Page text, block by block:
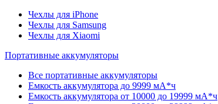
Чехлы для iPhone
Чехлы для Samsung
Чехлы для Xiaomi
Портативные аккумуляторы
Все портативные аккумуляторы
Емкость аккумулятора до 9999 мА*ч
Емкость аккумулятора от 10000 до 19999 мА*ч